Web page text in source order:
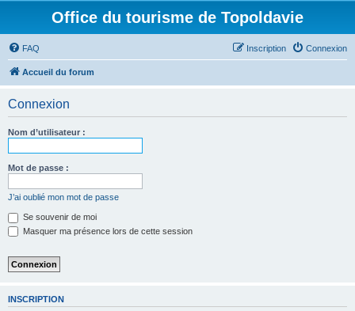
Office du tourisme de Topoldavie
FAQ Connexion
Inscription
Accueil du forum
Connexion
Nom d’utilisateur :
Mot de passe :
J’ai oublié mon mot de passe
Se souvenir de moi
Masquer ma présence lors de cette session
INSCRIPTION